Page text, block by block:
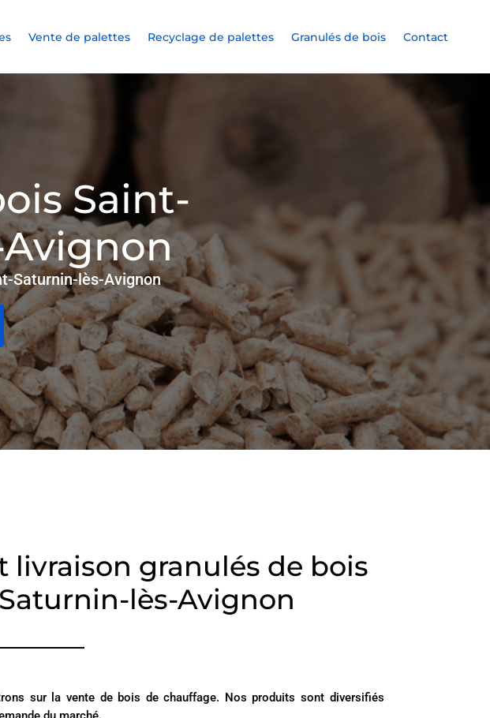
Vente de palettes Recyclage de palettes Granulés de bois Contact
Saint-
Saturnin-lès-Avignon
livraison granulés de bois
lès-Avignon
sur la vente de bois de chauffage. Nos produits sont diversifiés